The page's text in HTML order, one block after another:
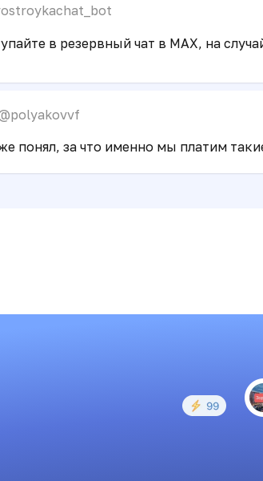
понял, за что именно мы платим
в резервный чат в MAX, на